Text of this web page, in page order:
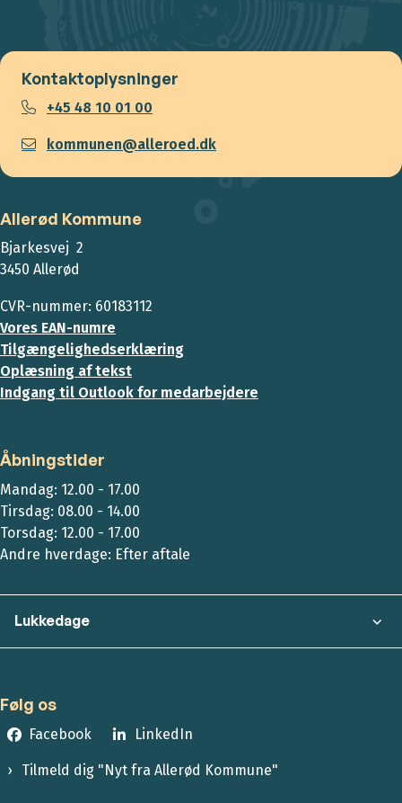
Kontaktoplysninger
+45 48 10 01 00
kommunen@alleroed.dk
Allerød Kommune
Bjarkesvej 2
3450 Allerød
CVR-nummer: 60183112
Vores EAN-numre
Tilgængelighedserklæring
Oplæsning af tekst
Indgang til Outlook for medarbejdere
Åbningstider
Mandag: 12.00 - 17.00
Tirsdag: 08.00 - 14.00
Torsdag: 12.00 - 17.00
Andre hverdage: Efter aftale
Lukkedage
Følg os
Facebook LinkedIn
Tilmeld dig "Nyt fra Allerød Kommune"